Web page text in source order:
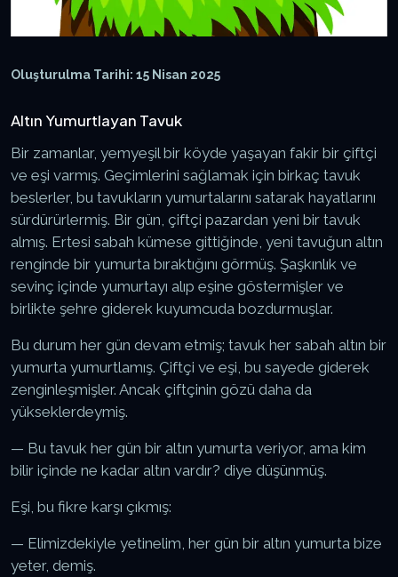
Oluşturulma Tarihi: 15 Nisan 2025
Altın Yumurtlayan Tavuk
Bir zamanlar, yemyeşil bir köyde yaşayan fakir bir çiftçi
ve eşi varmış. Geçimlerini sağlamak için birkaç tavuk
beslerler, bu tavukların yumurtalarını satarak hayatlarını
sürdürürlermiş. Bir gün, çiftçi pazardan yeni bir tavuk
almış. Ertesi sabah kümese gittiğinde, yeni tavuğun altın
renginde bir yumurta bıraktığını görmüş. Şaşkınlık ve
sevinç içinde yumurtayı alıp eşine göstermişler ve
birlikte şehre giderek kuyumcuda bozdurmuşlar.
Bu durum her gün devam etmiş; tavuk her sabah altın bir
yumurta yumurtlamış. Çiftçi ve eşi, bu sayede giderek
zenginleşmişler. Ancak çiftçinin gözü daha da
yükseklerdeymiş.
— Bu tavuk her gün bir altın yumurta veriyor, ama kim
bilir içinde ne kadar altın vardır? diye düşünmüş.
Eşi, bu fikre karşı çıkmış:
— Elimizdekiyle yetinelim, her gün bir altın yumurta bize
yeter, demiş.